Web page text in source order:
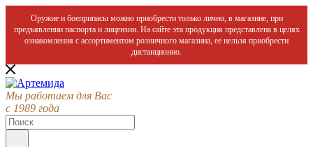
Оружие и боеприпасы можно приобрести только лично, в магазине, при
предъявлении паспорта и лицензии. На сайте эта продукция представлена в целях
ознакомления с ассортиментом розничного магазина, ее нельзя приобрести
дистанционно.
Мы работаем для Вас
с 1989 года